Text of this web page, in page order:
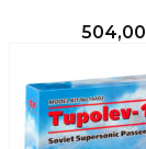
504,00